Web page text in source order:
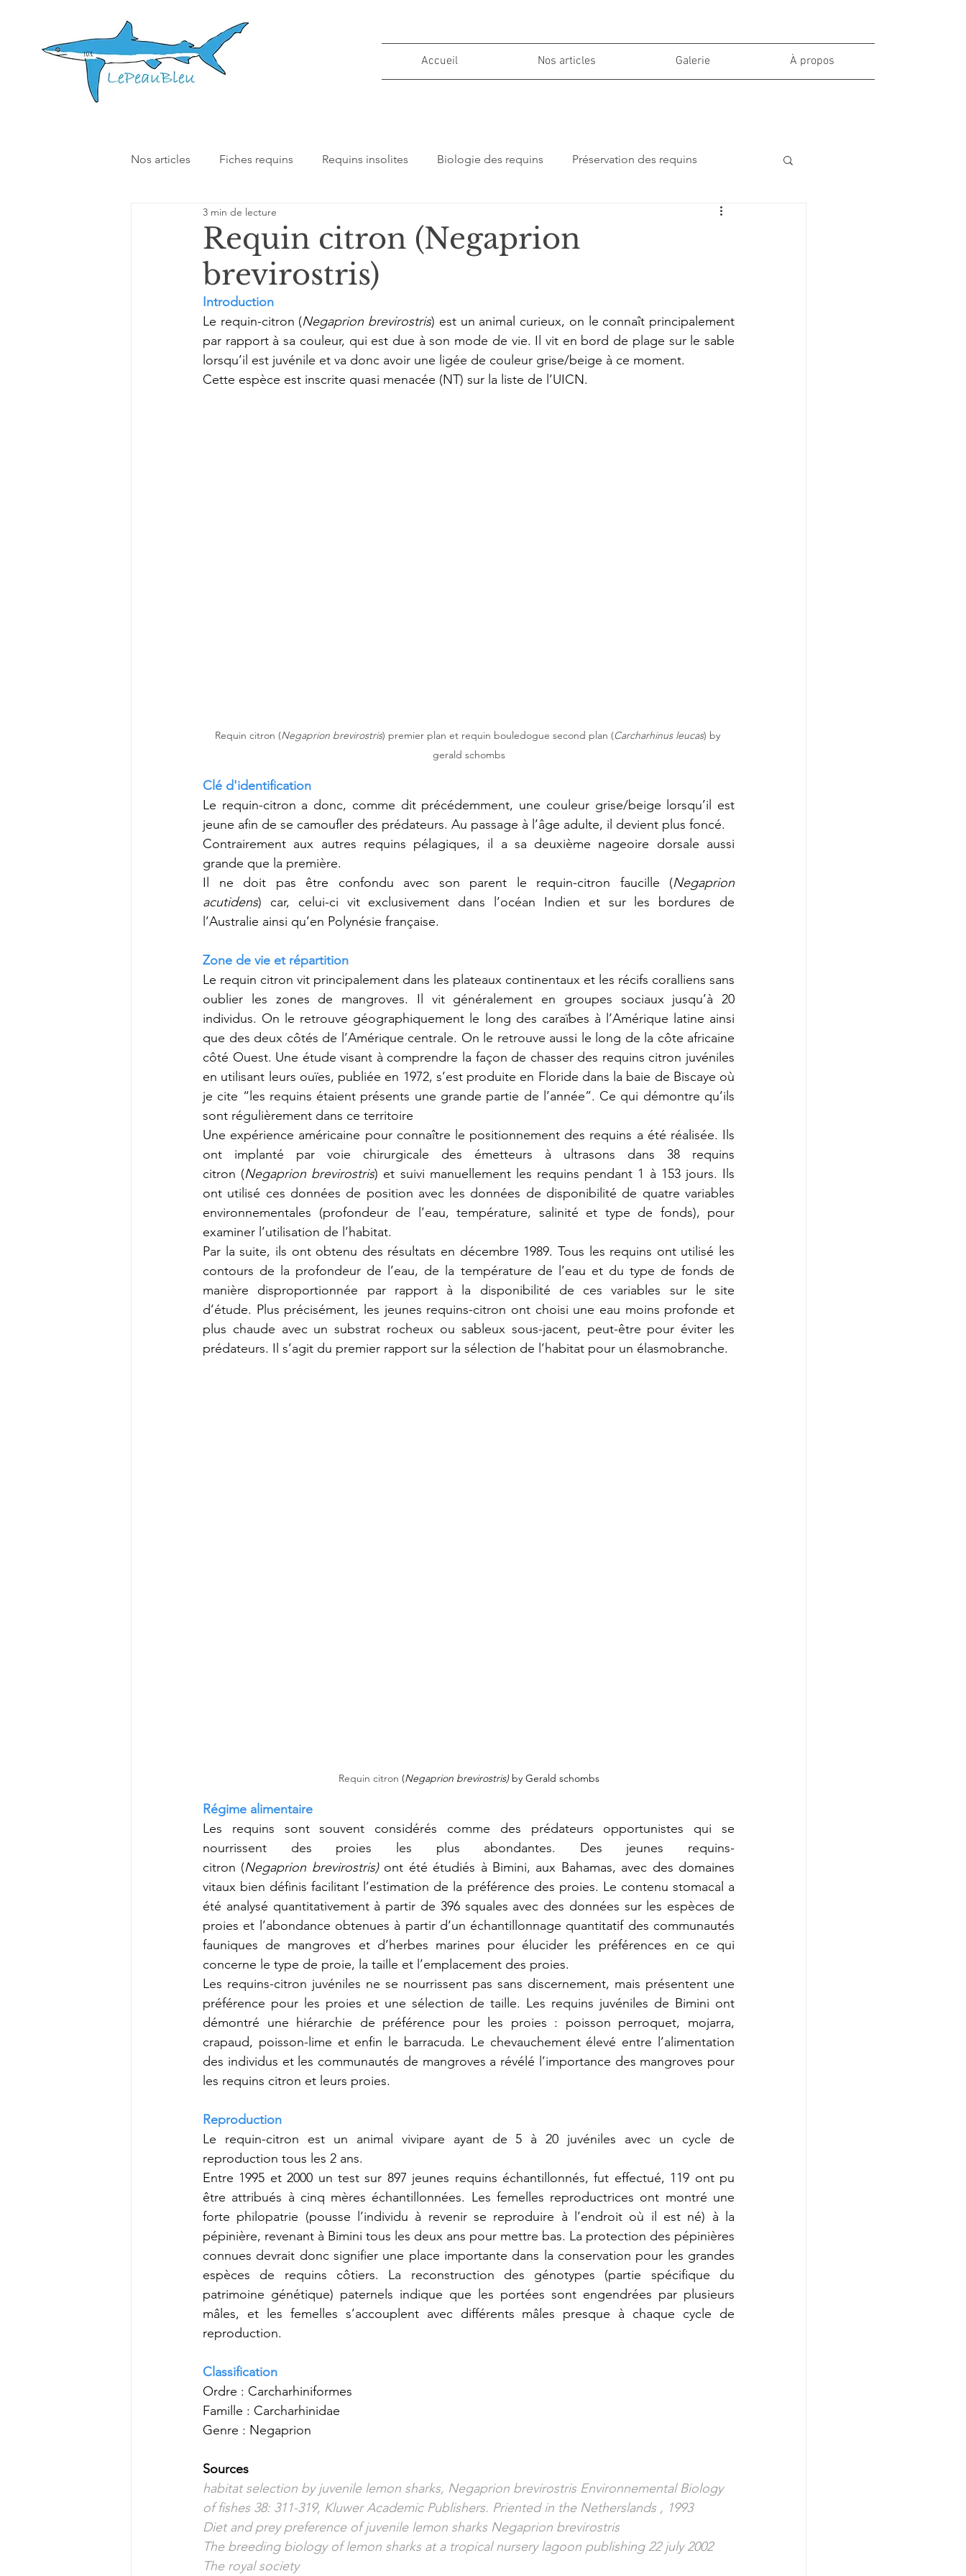
Accueil Nos articles Galerie À propos
Nos articles Fiches requins Requins insolites Biologie des requins Préservation des requins
Nos autres articles
Requin citron (Negaprion
brevirostris)
3 min de lecture
Introduction
Le requin-citron (Negaprion brevirostris) est un animal curieux, on le connaît principalement
par rapport à sa couleur, qui est due à son mode de vie. Il vit en bord de plage sur le sable
lorsqu’il est juvénile et va donc avoir une ligée de couleur grise/beige à ce moment.
Cette espèce est inscrite quasi menacée (NT) sur la liste de l’UICN.
Requin citron (Negaprion brevirostris) premier plan et requin bouledogue second plan (Carcharhinus leucas) by
gerald schombs
Clé d'identification
Le requin-citron a donc, comme dit précédemment, une couleur grise/beige lorsqu’il est
jeune afin de se camoufler des prédateurs. Au passage à l’âge adulte, il devient plus foncé.
Contrairement aux autres requins pélagiques, il a sa deuxième nageoire dorsale aussi
grande que la première.
Il ne doit pas être confondu avec son parent le requin-citron faucille (Negaprion
acutidens) car, celui-ci vit exclusivement dans l’océan Indien et sur les bordures de
l’Australie ainsi qu’en Polynésie française.
Zone de vie et répartition
Le requin citron vit principalement dans les plateaux continentaux et les récifs coralliens sans
oublier les zones de mangroves. Il vit généralement en groupes sociaux jusqu’à 20
individus. On le retrouve géographiquement le long des caraïbes à l’Amérique latine ainsi
que des deux côtés de l’Amérique centrale. On le retrouve aussi le long de la côte africaine
côté Ouest. Une étude visant à comprendre la façon de chasser des requins citron juvéniles
en utilisant leurs ouïes, publiée en 1972, s’est produite en Floride dans la baie de Biscaye où
je cite “les requins étaient présents une grande partie de l’année”. Ce qui démontre qu’ils
sont régulièrement dans ce territoire
Une expérience américaine pour connaître le positionnement des requins a été réalisée. Ils
ont implanté par voie chirurgicale des émetteurs à ultrasons dans 38 requins
citron (Negaprion brevirostris) et suivi manuellement les requins pendant 1 à 153 jours. Ils
ont utilisé ces données de position avec les données de disponibilité de quatre variables
environnementales (profondeur de l’eau, température, salinité et type de fonds), pour
examiner l’utilisation de l’habitat.
Par la suite, ils ont obtenu des résultats en décembre 1989. Tous les requins ont utilisé les
contours de la profondeur de l’eau, de la température de l’eau et du type de fonds de
manière disproportionnée par rapport à la disponibilité de ces variables sur le site
d’étude. Plus précisément, les jeunes requins-citron ont choisi une eau moins profonde et
plus chaude avec un substrat rocheux ou sableux sous-jacent, peut-être pour éviter les
prédateurs. Il s’agit du premier rapport sur la sélection de l’habitat pour un élasmobranche.
Requin citron (Negaprion brevirostris) by Gerald schombs
Régime alimentaire
Les requins sont souvent considérés comme des prédateurs opportunistes qui se
nourrissent des proies les plus abondantes. Des jeunes requins-
citron (Negaprion brevirostris) ont été étudiés à Bimini, aux Bahamas, avec des domaines
vitaux bien définis facilitant l’estimation de la préférence des proies. Le contenu stomacal a
été analysé quantitativement à partir de 396 squales avec des données sur les espèces de
proies et l’abondance obtenues à partir d’un échantillonnage quantitatif des communautés
fauniques de mangroves et d’herbes marines pour élucider les préférences en ce qui
concerne le type de proie, la taille et l’emplacement des proies.
Les requins-citron juvéniles ne se nourrissent pas sans discernement, mais présentent une
préférence pour les proies et une sélection de taille. Les requins juvéniles de Bimini ont
démontré une hiérarchie de préférence pour les proies : poisson perroquet, mojarra,
crapaud, poisson-lime et enfin le barracuda. Le chevauchement élevé entre l’alimentation
des individus et les communautés de mangroves a révélé l’importance des mangroves pour
les requins citron et leurs proies.
Reproduction
Le requin-citron est un animal vivipare ayant de 5 à 20 juvéniles avec un cycle de
reproduction tous les 2 ans.
Entre 1995 et 2000 un test sur 897 jeunes requins échantillonnés, fut effectué, 119 ont pu
être attribués à cinq mères échantillonnées. Les femelles reproductrices ont montré une
forte philopatrie (pousse l’individu à revenir se reproduire à l’endroit où il est né) à la
pépinière, revenant à Bimini tous les deux ans pour mettre bas. La protection des pépinières
connues devrait donc signifier une place importante dans la conservation pour les grandes
espèces de requins côtiers. La reconstruction des génotypes (partie spécifique du
patrimoine génétique) paternels indique que les portées sont engendrées par plusieurs
mâles, et les femelles s’accouplent avec différents mâles presque à chaque cycle de
reproduction.
Classification
Ordre : Carcharhiniformes
Famille : Carcharhinidae
Genre : Negaprion
Sources
habitat selection by juvenile lemon sharks, Negaprion brevirostris Environnemental Biology
of fishes 38: 311-319, Kluwer Academic Publishers. Priented in the Netherslands , 1993
Diet and prey preference of juvenile lemon sharks Negaprion brevirostris
The breeding biology of lemon sharks at a tropical nursery lagoon publishing 22 july 2002
The royal society